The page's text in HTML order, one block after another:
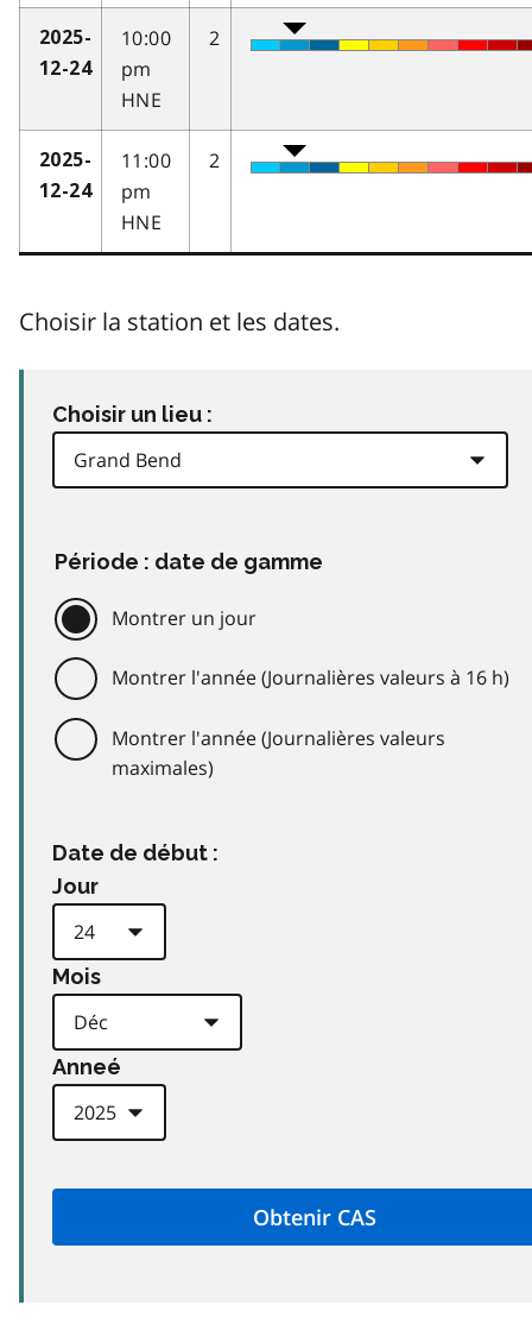
2025-
12-24
10:00
pm
HNE
2
2025-
12-24
11:00
pm
HNE
2
Choisir la station et les dates.
Choisir un lieu :
Période : date de gamme
Montrer un jour
Montrer l'année (Journalières valeurs à 16 h)
Montrer l'année (Journalières valeurs
maximales)
Date de début :
Jour
Mois
Anneé